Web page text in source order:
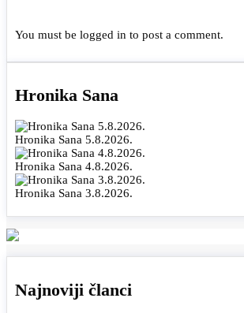
You must be logged in to post a comment.
Hronika Sana
Hronika Sana 5.8.2026.
Hronika Sana 4.8.2026.
Hronika Sana 3.8.2026.
Najnoviji članci